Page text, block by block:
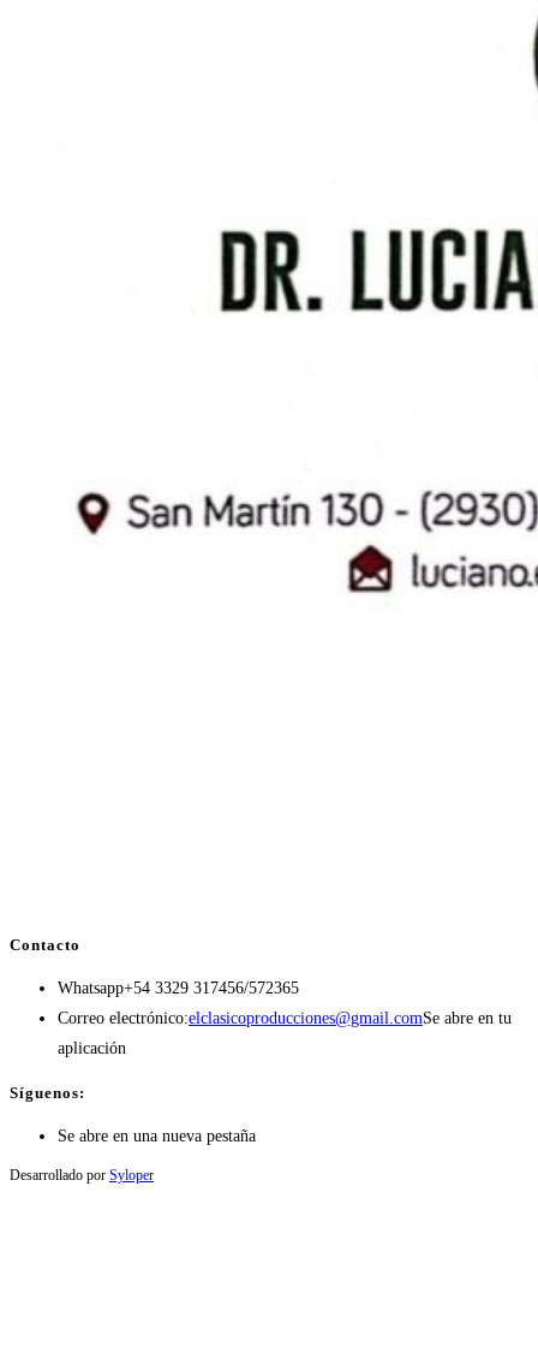
Contacto
Whatsapp+54 3329 317456/572365
Correo electrónico:elclasicoproducciones@gmail.comSe abre en tu
aplicación
Síguenos:
Se abre en una nueva pestaña
Desarrollado por Syloper